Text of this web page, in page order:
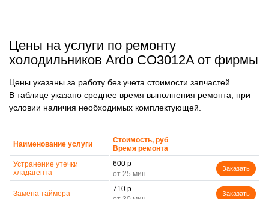
Цены на услуги по ремонту
холодильников Ardo CO3012A от фирмы
Цены указаны за работу без учета стоимости запчастей.
В таблице указано среднее время выполнения ремонта, при
условии наличия необходимых комплектующей.
Наименование услуги
Стоимость, руб
Время ремонта
Устранение утечки
хладагента
600 р
Заказать
Замена таймера
710 р
Заказать